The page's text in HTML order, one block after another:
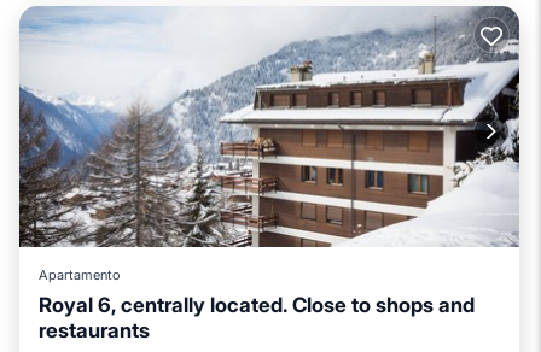
Apartamento
Royal 6, centrally located. Close to shops and
restaurants